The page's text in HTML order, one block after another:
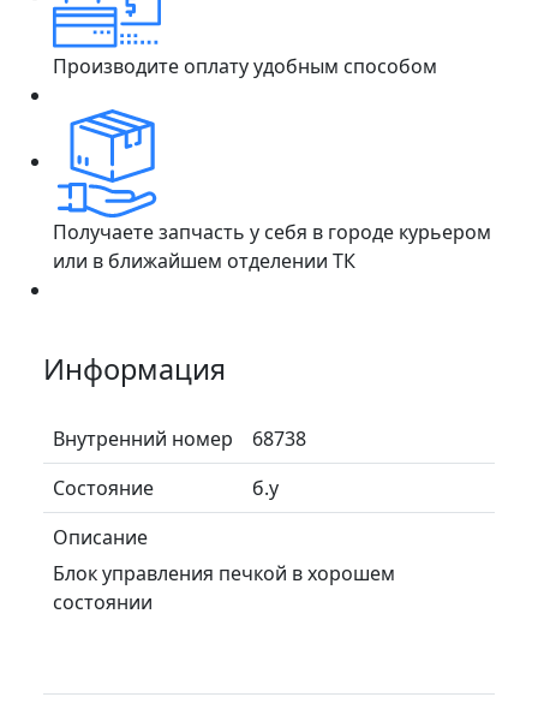
Производите оплату удобным способом
Получаете запчасть у себя в городе курьером
или в ближайшем отделении ТК
Информация
Внутренний номер
68738
Состояние
б.у
Описание
Блок управления печкой в хорошем
состоянии